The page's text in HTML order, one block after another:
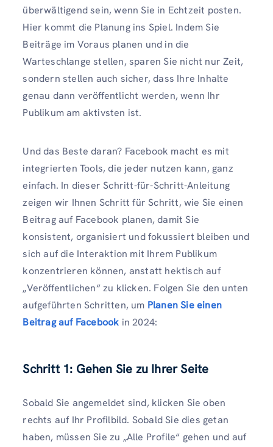
überwältigend sein, wenn Sie in Echtzeit posten.
Hier kommt die Planung ins Spiel. Indem Sie
Beiträge im Voraus planen und in die
Warteschlange stellen, sparen Sie nicht nur Zeit,
sondern stellen auch sicher, dass Ihre Inhalte
genau dann veröffentlicht werden, wenn Ihr
Publikum am aktivsten ist.
Und das Beste daran? Facebook macht es mit
integrierten Tools, die jeder nutzen kann, ganz
einfach. In dieser Schritt-für-Schritt-Anleitung
zeigen wir Ihnen Schritt für Schritt, wie Sie einen
Beitrag auf Facebook planen, damit Sie
konsistent, organisiert und fokussiert bleiben und
sich auf die Interaktion mit Ihrem Publikum
konzentrieren können, anstatt hektisch auf
„Veröffentlichen“ zu klicken. Folgen Sie den unten
aufgeführten Schritten, um Planen Sie einen
Beitrag auf Facebook in 2024:
Schritt 1: Gehen Sie zu Ihrer Seite
Sobald Sie angemeldet sind, klicken Sie oben
rechts auf Ihr Profilbild. Sobald Sie dies getan
haben, müssen Sie zu „Alle Profile“ gehen und auf